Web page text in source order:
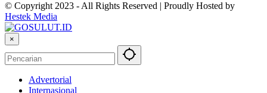
© Copyright 2023 - All Rights Reserved | Proudly Hosted by
Hestek Media
×
Advertorial
Internasional